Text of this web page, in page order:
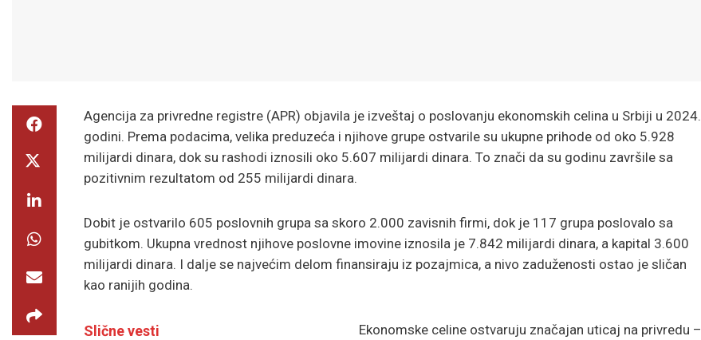
Agencija za privredne registre (APR) objavila je izveštaj o poslovanju ekonomskih celina u Srbiji u 2024.
godini. Prema podacima, velika preduzeća i njihove grupe ostvarile su ukupne prihode od oko 5.928
milijardi dinara, dok su rashodi iznosili oko 5.607 milijardi dinara. To znači da su godinu završile sa
pozitivnim rezultatom od 255 milijardi dinara.
Dobit je ostvarilo 605 poslovnih grupa sa skoro 2.000 zavisnih firmi, dok je 117 grupa poslovalo sa
gubitkom. Ukupna vrednost njihove poslovne imovine iznosila je 7.842 milijardi dinara, a kapital 3.600
milijardi dinara. I dalje se najvećim delom finansiraju iz pozajmica, a nivo zaduženosti ostao je sličan
kao ranijih godina.
Slične vesti
Ekonomske celine ostvaruju značajan uticaj na privredu –